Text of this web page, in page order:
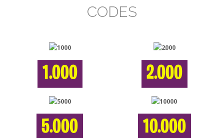
CODES
1.000 2.000
5.000 10.000